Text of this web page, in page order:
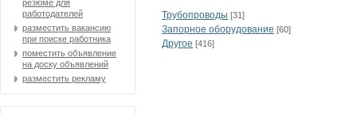
резюме для
работодателей
разместить вакансию
при поиске работника
поместить объявление
на доску объявлений
разместить рекламу
Трубопроводы [31]
Запорное оборудование [60]
Другое [416]